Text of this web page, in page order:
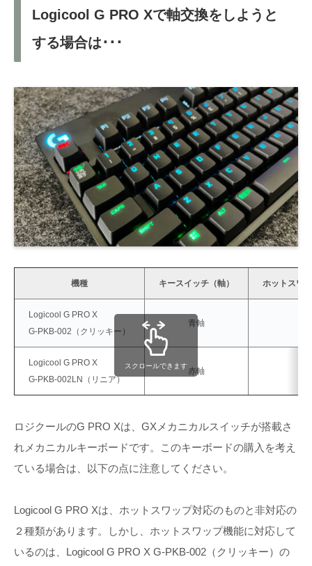
Logicool G PRO Xで軸交換をしようと
する場合は･･･
機種 キースイッチ（軸） ホットスワ
Logicool G PRO X
G-PKB-002（クリッキー）
青軸
Logicool G PRO X
G-PKB-002LN（リニア）
赤軸
スクロールできます
ロジクールのG PRO Xは、GXメカニカルスイッチが搭載さ
れメカニカルキーボードです。このキーボードの購入を考え
ている場合は、以下の点に注意してください。
Logicool G PRO Xは、ホットスワップ対応のものと非対応の
２種類があります。しかし、ホットスワップ機能に対応して
いるのは、Logicool G PRO X G-PKB-002（クリッキー）の